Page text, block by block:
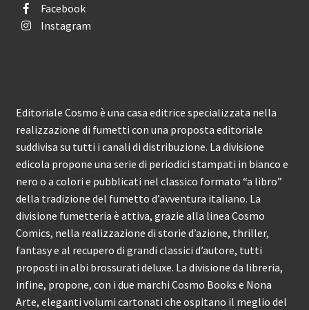
Facebook
Instagram
Editoriale Cosmo è una casa editrice specializzata nella
realizzazione di fumetti con una proposta editoriale
suddivisa su tutti i canali di distribuzione. La divisione
edicola propone una serie di periodici stampati in bianco e
nero o a colori e pubblicati nel classico formato “a libro”
della tradizione del fumetto d’avventura italiano. La
divisione fumetteria è attiva, grazie alla linea Cosmo
Comics, nella realizzazione di storie d’azione, thriller,
fantasy e al recupero di grandi classici d’autore, tutti
proposti in albi brossurati deluxe. La divisione da libreria,
infine, propone, con i due marchi Cosmo Books e Nona
Arte, eleganti volumi cartonati che ospitano il meglio del